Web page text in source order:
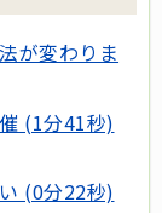
が変わりま
(1分41秒)
(0分22秒)